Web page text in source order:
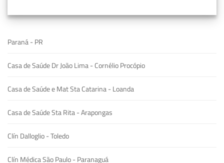
Paraná - PR
Casa de Saúde Dr João Lima - Cornélio Procópio
Casa de Saúde e Mat Sta Catarina - Loanda
Casa de Saúde Sta Rita - Arapongas
Clín Dalloglio - Toledo
Clín Médica São Paulo - Paranaguá